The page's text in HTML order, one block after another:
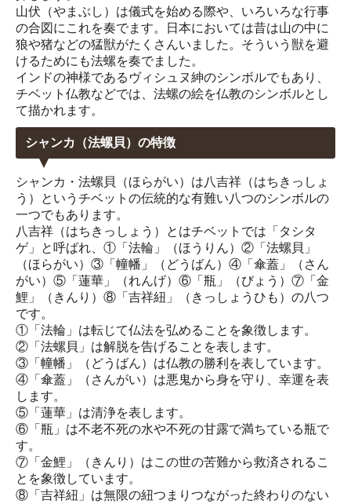
山伏（やまぶし）は儀式を始める際や、いろいろな行事
の合図にこれを奏でます。日本においては昔は山の中に
狼や猪などの猛獣がたくさんいました。そういう獣を避
けるためにも法螺を奏でました。
インドの神様であるヴィシュヌ紳のシンボルでもあり、
チベット仏教などでは、法螺の絵を仏教のシンボルとし
て描かれます。
シャンカ（法螺貝）の特徴
シャンカ・法螺貝（ほらがい）は八吉祥（はちきっしょ
う）というチベットの伝統的な有難い八つのシンボルの
一つでもあります。
八吉祥（はちきっしょう）とはチベットでは「タシタ
ゲ」と呼ばれ、①「法輪」（ほうりん）②「法螺貝」
（ほらがい）③「幢幡」（どうばん）④「傘蓋」（さん
がい）⑤「蓮華」（れんげ）⑥「瓶」（びょう）⑦「金
鯉」（きんり）⑧「吉祥紐」（きっしょうひも）の八つ
です。
①「法輪」は転じて仏法を弘めることを象徴します。
②「法螺貝」は解脱を告げることを表します。
③「幢幡」（どうばん）は仏教の勝利を表しています。
④「傘蓋」（さんがい）は悪鬼から身を守り、幸運を表
します。
⑤「蓮華」は清浄を表します。
⑥「瓶」は不老不死の水や不死の甘露で満ちている瓶で
す。
⑦「金鯉」（きんり）はこの世の苦難から救済されるこ
とを象徴しています。
⑧「吉祥紐」は無限の紐つまりつながった終わりのない